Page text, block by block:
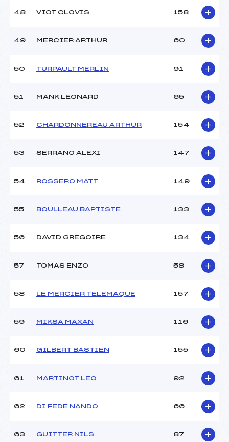
48 VIOT CLOVIS 158
49 MERCIER ARTHUR 60
50 TURPAULT MERLIN 91
51 MANK LEONARD 65
52 CHARDONNEREAU ARTHUR 154
53 SERRANO ALEXI 147
54 ROSSERO MATT 149
55 BOULLEAU BAPTISTE 133
56 DAVID GREGOIRE 134
57 TOMAS ENZO 58
58 LE MERCIER TELEMAQUE 157
59 MIKSA MAXAN 116
60 GILBERT BASTIEN 155
61 MARTINOT LEO 92
62 DI FEDE NANDO 66
63 GUITTER NILS 87